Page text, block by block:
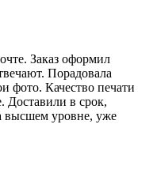
Заказ оформил
Порадовала
фото. Качество печати
Доставили в срок,
высшем уровне, уже